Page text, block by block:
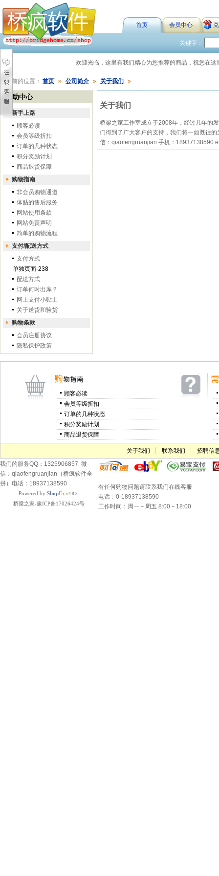
首页 会员中心
关键字：
欢迎光临，这里有我们精心为您推荐的商品，祝您在
您当前的位置： 首页 » 公司简介 » 关于我们 »
帮助中心
新手上路
顾客必读
会员等级折扣
订单的几种状态
积分奖励计划
商品退货保障
购物指南
非会员购物通道
体贴的售后服务
网站使用条款
网站免责声明
简单的购物流程
支付/配送方式
支付方式
单独页面-238
配送方式
订单何时出库？
网上支付小贴士
关于送货和验货
购物条款
会员注册协议
隐私保护政策
关于我们
桥梁之家工作室成立于2008年，经过几年的
们得到了广大客户的支持，我们将一如既往
信：qiaofengruanjian 手机：18937138590
顾客必读
会员等级折扣
订单的几种状态
积分奖励计划
商品退货保障
关于我们 联系我们
招聘信
我们的服务QQ：1325906857 微
信：qiaofengruanjian（桥疯软件全
拼）电话：18937138590
Powered by ShopEx v4.8.5
桥梁之家-豫ICP备17026424号
有任何购物问题请联系我们在线客服
电话：0-18937138590
工作时间：周一－周五 8:00－18:00